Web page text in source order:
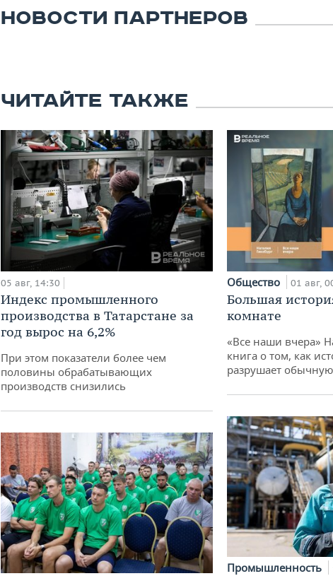
НОВОСТИ ПАРТНЕРОВ
ЧИТАЙТЕ ТАКЖЕ
05 авг, 14:30
Индекс промышленного
производства в Татарстане за
год вырос на 6,2%
При этом показатели более чем
половины обрабатывающих
производств снизились
Общество 01 авг,
Большая
комнате
«Все наши вчера»
книга о том, как
разрушает
Промышленность